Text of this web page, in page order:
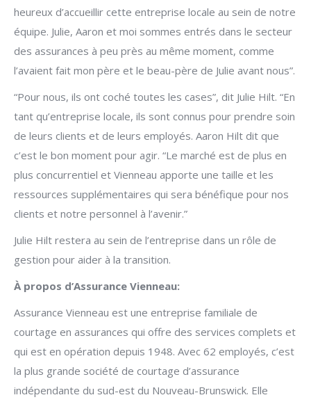
heureux d’accueillir cette entreprise locale au sein de notre
équipe. Julie, Aaron et moi sommes entrés dans le secteur
des assurances à peu près au même moment, comme
l’avaient fait mon père et le beau-père de Julie avant nous”.
“Pour nous, ils ont coché toutes les cases”, dit Julie Hilt. “En
tant qu’entreprise locale, ils sont connus pour prendre soin
de leurs clients et de leurs employés. Aaron Hilt dit que
c’est le bon moment pour agir. “Le marché est de plus en
plus concurrentiel et Vienneau apporte une taille et les
ressources supplémentaires qui sera bénéfique pour nos
clients et notre personnel à l’avenir.”
Julie Hilt restera au sein de l’entreprise dans un rôle de
gestion pour aider à la transition.
À propos d’Assurance Vienneau:
Assurance Vienneau est une entreprise familiale de
courtage en assurances qui offre des services complets et
qui est en opération depuis 1948. Avec 62 employés, c’est
la plus grande société de courtage d’assurance
indépendante du sud-est du Nouveau-Brunswick. Elle